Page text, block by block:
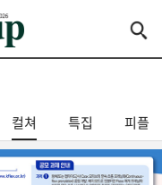
컬쳐 특집 피플